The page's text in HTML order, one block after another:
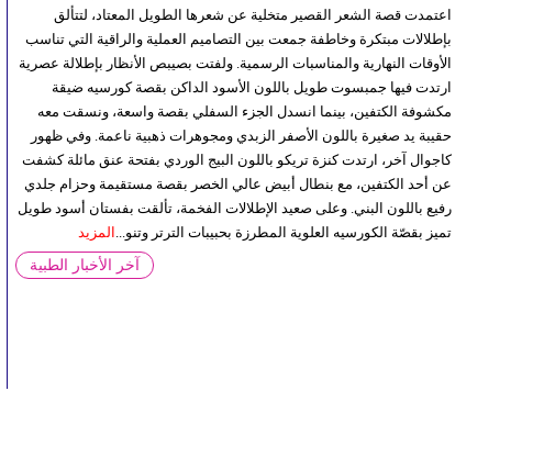
اعتمدت قصة الشعر القصير متخلية عن شعرها الطويل المعتاد، لتتألق
بإطلالات مبتكرة وخاطفة جمعت بين التصاميم العملية والراقية التي تناسب
الأوقات النهارية والمناسبات الرسمية. ولفتت بصيبص الأنظار بإطلالة عصرية
ارتدت فيها جمبسوت طويل باللون الأسود الداكن بقصة كورسيه ضيقة
مكشوفة الكتفين، بينما انسدل الجزء السفلي بقصة واسعة، ونسقت معه
حقيبة يد صغيرة باللون الأصفر الزبدي ومجوهرات ذهبية ناعمة. وفي ظهور
كاجوال آخر، ارتدت كنزة تريكو باللون البيج الوردي بفتحة عنق مائلة كشفت
عن أحد الكتفين، مع بنطال أبيض عالي الخصر بقصة مستقيمة وحزام جلدي
رفيع باللون البني. وعلى صعيد الإطلالات الفخمة، تألقت بفستان أسود طويل
تميز بقصّة الكورسيه العلوية المطرزة بحبيبات الترتر وتنو...
المزيد
آخر الأخبار الطبية